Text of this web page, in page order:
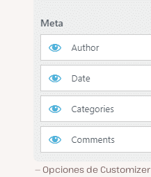
Opciones de